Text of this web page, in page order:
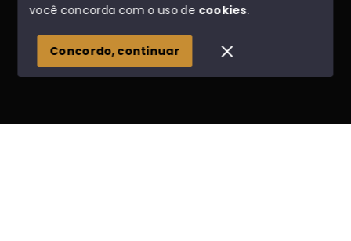
© Copyright 2026 - Odair Corretor de Imóveis - Todos
SITE PARA IMOBILIARIA
você concorda com o uso de cookies.
Concordo, continuar